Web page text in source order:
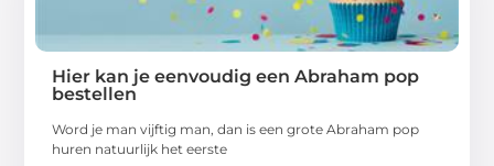
Hier kan je eenvoudig een Abraham pop
bestellen
Word je man vijftig man, dan is een grote Abraham pop
huren natuurlijk het eerste